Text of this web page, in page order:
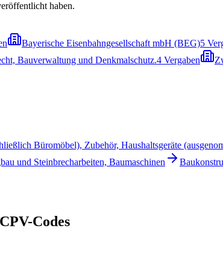
haben.
Bayerische Eisenbahngesellschaft mbH (BEG)5
Bauverwaltung und Denkmalschutz.4 Vergaben
Büromöbel), Zubehör, Haushaltsgeräte
und Steinbrecharbeiten, Baumaschinen
Codes